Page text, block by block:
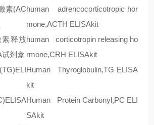
素(AChuman adrencocorticotropic hor
mone,ACTH ELISAkit
素释放
试剂盒
human corticotropin releasing ho
rmone,CRH ELISAkit
(TG)ELIHuman Thyroglobulin,TG ELISA
kit
Human Protein Carbonyl,PC ELI
SAkit